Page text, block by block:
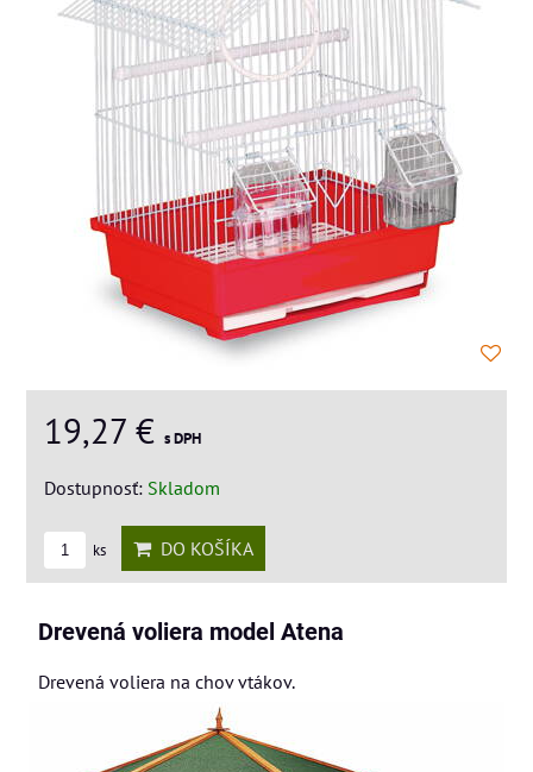
19,27 € s DPH
Dostupnosť: Skladom
ks DO KOŠÍKA
Drevená voliera model Atena
Drevená voliera na chov vtákov.